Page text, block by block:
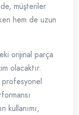
müşteriler
hem de uzun
orijinal parça
olacaktır.
kullanımı,